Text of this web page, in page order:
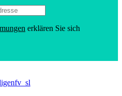
erklären Sie sich
fv_sl